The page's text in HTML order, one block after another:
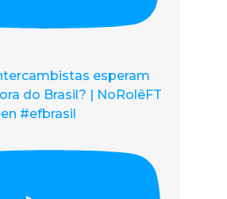
esperam
do Brasil? | NoRolêFT
#efbrasil